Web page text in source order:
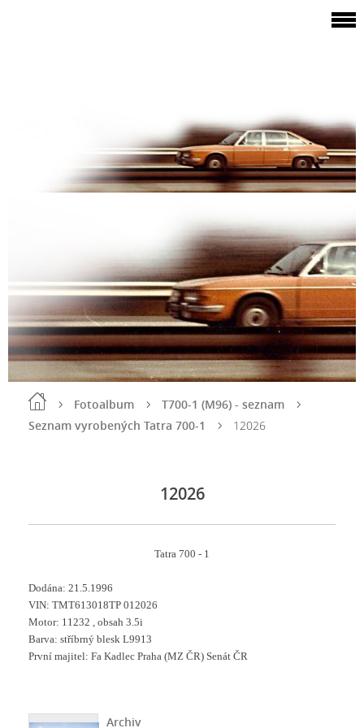
Fotoalbum
T700-1 (M96) - seznam
Seznam vyrobených Tatra 700-1
12026
12026
Tatra 700 - 1
Dodána: 21.5.1996
VIN: TMT613018TP 012026
Motor: 11232 , obsah 3.5i
Barva: stříbrný blesk L9913
První majitel: Fa Kadlec Praha (MZ ČR) Senát ČR
Archiv